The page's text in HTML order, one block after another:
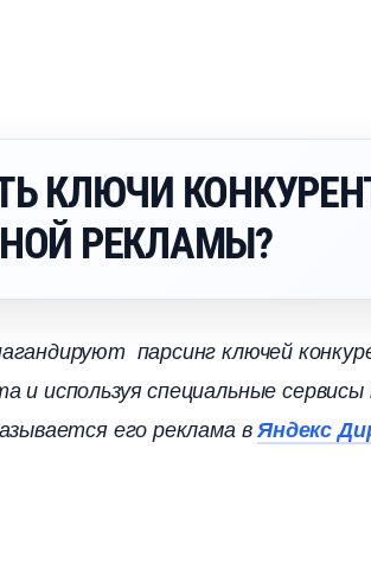
КЛЮЧИ
РЕКЛАМЫ?
парсинг ключей
и используя специальные
его рекламаЯндекс